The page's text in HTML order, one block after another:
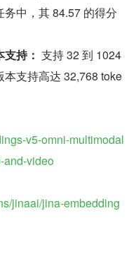
中，其 84.57 的得分
持： 支持 32 到 1024
支持高达 32,768 toke
v5-omni-multimodal
and-video
jinaai/jina-embedding